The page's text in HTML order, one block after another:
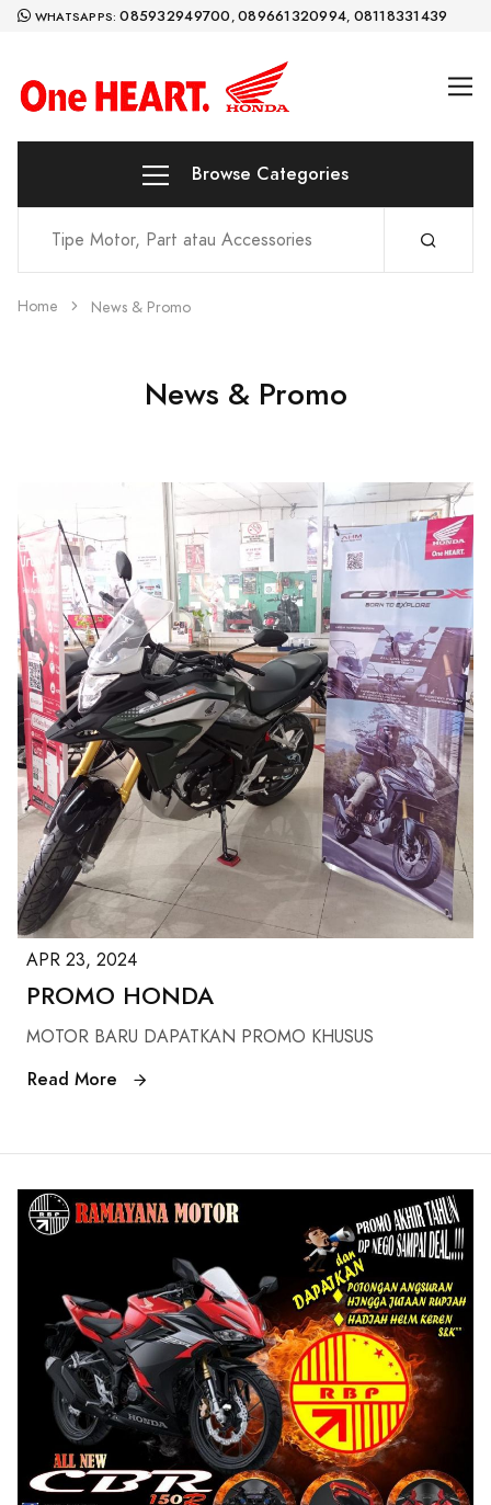
WHATSAPPS:085932949700, 089661320994, 08118331439
Browse Categories
Home News & Promo
News & Promo
APR 23, 2024
PROMO HONDA
MOTOR BARU DAPATKAN PROMO KHUSUS
Read More